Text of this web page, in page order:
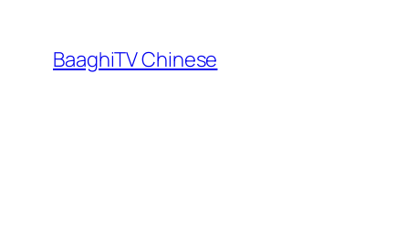
content
BaaghiTV Chinese